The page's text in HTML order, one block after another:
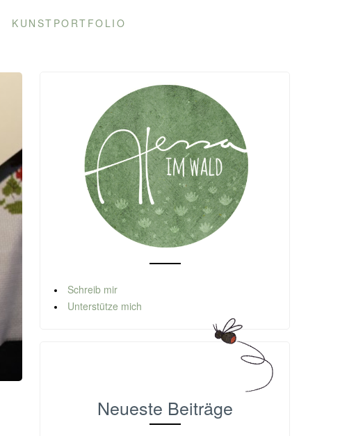
KUNSTPORTFOLIO
Schreib mir
Unterstütze mich
Neueste Beiträge